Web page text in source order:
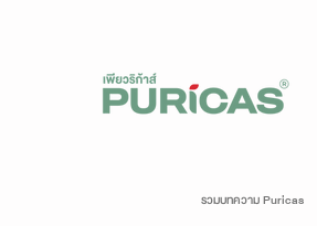
รวมบทความ Puricas